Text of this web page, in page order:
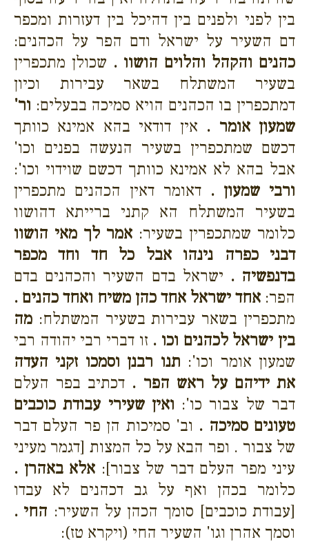
בין לפני ולפנים בין דהיכל בין דעזרות ומכפר
דם השעיר על ישראל ודם הפר על הכהנים:
כהנים והקהל והלוים הושוו . שכולן מתכפרין
בשעיר המשתלח בשאר עבירות וכיון
דמתכפרין בו הכהנים הויא סמיכה בבעלים: ור'
שמעון אומר . אין דודאי בהא אמינא כוותך
דכשם שמתכפרין בשעיר הנעשה בפנים וכו'
אבל בהא לא אמינא כוותך דכשם שוידוי וכו':
ורבי שמעון . דאומר דאין הכהנים מתכפרין
בשעיר המשתלח הא קתני ברייתא דהושוו
כלומר שמתכפרין בשעיר: אמר לך מאי הושוו
דבני כפרה נינהו אבל כל חד וחד מכפר
בדנפשיה . ישראל בדם השעיר והכהנים בדם
הפר: אחד ישראל אחד כהן משיח ואחד כהנים .
מתכפרין בשאר עבירות בשעיר המשתלח: מה
בין ישראל לכהנים וכו . זו דברי רבי יהודה רבי
שמעון אומר וכו': תנו רבנן וסמכו זקני העדה
את ידיהם על ראש הפר . דכתיב בפר העלם
דבר של צבור כו': ואין שעירי עבודת כוכבים
טעונים סמיכה . וב' סמיכות הן פר העלם דבר
של צבור . ופר הבא על כל המצות [דגמר מעיני
עיני מפר העלם דבר של צבור]: אלא באהרן .
כלומר בכהן ואף על גב דכהנים לא עבדו
[עבודת כוכבים] סומך הכהן על השעיר: החי .
וסמך אהרן וגו' השעיר החי (ויקרא טז):